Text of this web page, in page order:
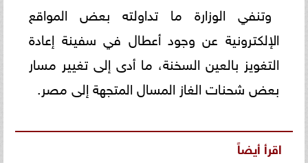
وتنفي الوزارة ما تداولته بعض المواقع
الإلكترونية عن وجود أعطال في سفينة إعادة
التغويز بالعين السخنة، ما أدى إلى تغيير مسار
بعض شحنات الغاز المسال المتجهة إلى مصر.
اقرأ أيضاً